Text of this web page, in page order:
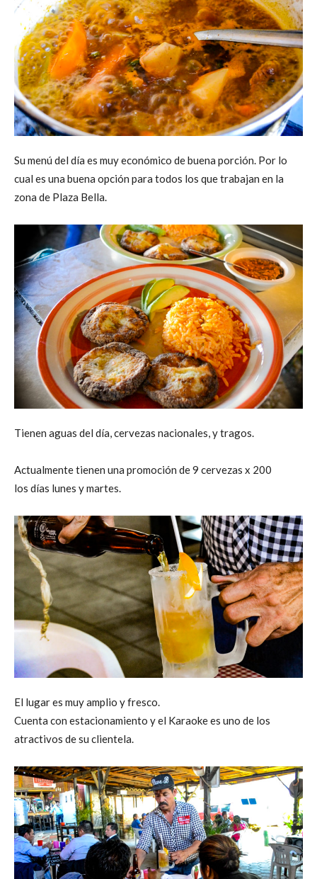
Su menú del día es muy económico de buena porción. Por lo
cual es una buena opción para todos los que trabajan en la
zona de Plaza Bella.
Tienen aguas del día, cervezas nacionales, y tragos.
Actualmente tienen una promoción de 9 cervezas x 200
los días lunes y martes.
El lugar es muy amplio y fresco.
Cuenta con estacionamiento y el Karaoke es uno de los
atractivos de su clientela.